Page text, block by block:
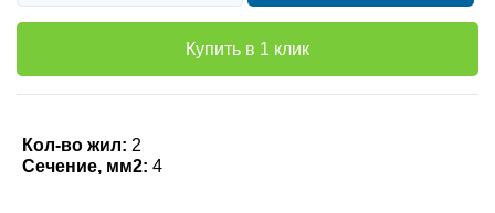
Купить в 1 клик
Кол-во жил: 2
Сечение, мм2: 4